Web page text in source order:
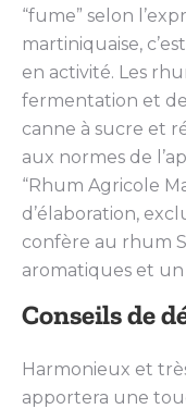
“fume” selon
martiniquaise,
en activité. Les
fermentation et
canne à sucre et
aux normes de
“Rhum Agricole
d’élaboration,
confère au rhum
aromatiques et
Conseils de
Harmonieux et
apportera une